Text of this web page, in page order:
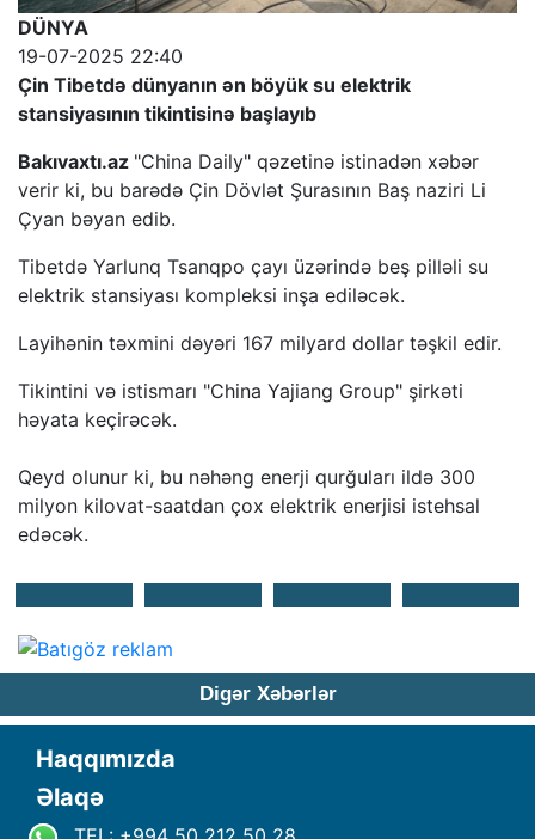
DÜNYA
19-07-2025 22:40
Çin Tibetdə dünyanın ən böyük su elektrik
stansiyasının tikintisinə başlayıb
Bakıvaxtı.az "China Daily" qəzetinə istinadən xəbər
verir ki, bu barədə Çin Dövlət Şurasının Baş naziri Li
Çyan bəyan edib.
Tibetdə Yarlunq Tsanqpo çayı üzərində beş pilləli su
elektrik stansiyası kompleksi inşa ediləcək.
Layihənin təxmini dəyəri 167 milyard dollar təşkil edir.
Tikintini və istismarı "China Yajiang Group" şirkəti
həyata keçirəcək.
Qeyd olunur ki, bu nəhəng enerji qurğuları ildə 300
milyon kilovat-saatdan çox elektrik enerjisi istehsal
edəcək.
Digər Xəbərlər
Haqqımızda
Əlaqə